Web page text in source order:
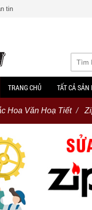
tin
TRANG CHỦ TẤT CẢ
Hoa Văn Hoạ Tiết